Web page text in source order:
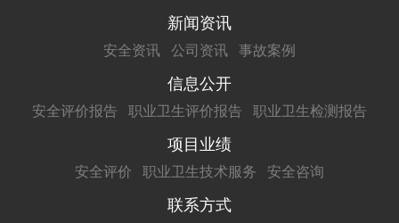
新闻资讯
安全资讯 公司资讯 事故案例
信息公开
安全评价报告 职业卫生评价报告 职业卫生检测报告
项目业绩
安全评价 职业卫生技术服务 安全咨询
联系方式